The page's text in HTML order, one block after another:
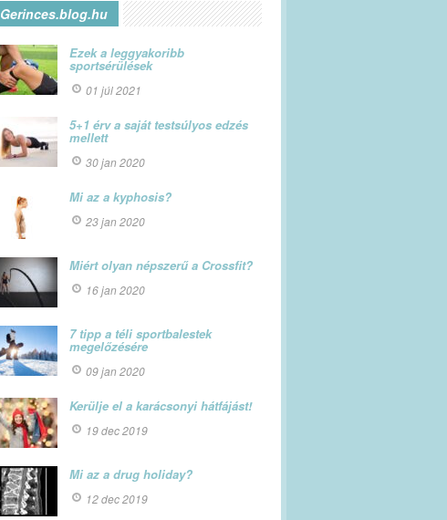
Gerinces.blog.hu
Ezek a leggyakoribb
sportsérülések
01 júl 2021
5+1 érv a saját testsúlyos edzés
mellett
30 jan 2020
Mi az a kyphosis?
23 jan 2020
Miért olyan népszerű a Crossfit?
16 jan 2020
7 tipp a téli sportbalestek
megelőzésére
09 jan 2020
Kerülje el a karácsonyi hátfájást!
19 dec 2019
Mi az a drug holiday?
12 dec 2019